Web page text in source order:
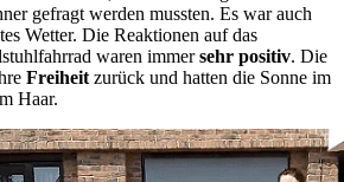
gefragt werden mussten. Es war auch
Wetter. Die Reaktionen auf das
waren immersehr positiv. Die
Freiheit zurück und hatten die Sonne im
Haar.